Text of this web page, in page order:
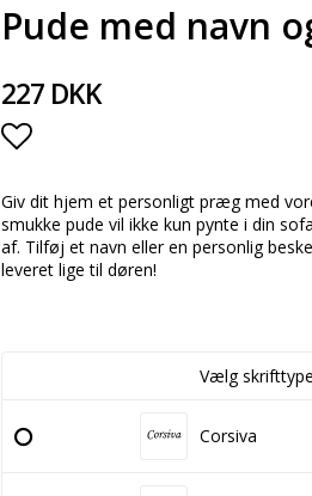
Pude med navn
227 DKK
Add to list of favorites
Giv dit hjem et personligt præg med
smukke pude vil ikke kun pynte i din
af. Tilføj et navn eller en personlig
leveret lige til døren!
Vælg
Corsiva